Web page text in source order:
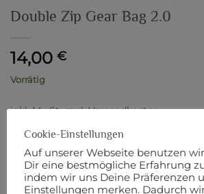
Double Zip Gear Bag 2.0
14,00 €
Vorrätig
inkl. MwSt. zzgl.Versandkosten
Double Zip Gear Bag 2.0 Menge
IN DEN
Cookie-Einstellungen
Auf unserer Webseite benutzen
Dir eine bestmögliche Erfahrung
indem wir uns Deine Präferenzen
Einstellungen merken. Dadurch